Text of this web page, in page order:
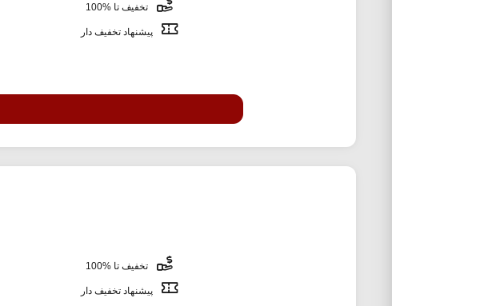
تخفیف تا %100
پیشنهاد تخفیف دار
تخفیف تا %100
پیشنهاد تخفیف دار